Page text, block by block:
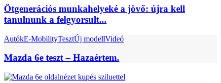
Ötgenerációs munkahelyeké a jövő: újra kell
tanulnunk a felgyorsult...
AutókE-MobilityTesztÚj modellVideó
Mazda 6e teszt – Hazaértem.